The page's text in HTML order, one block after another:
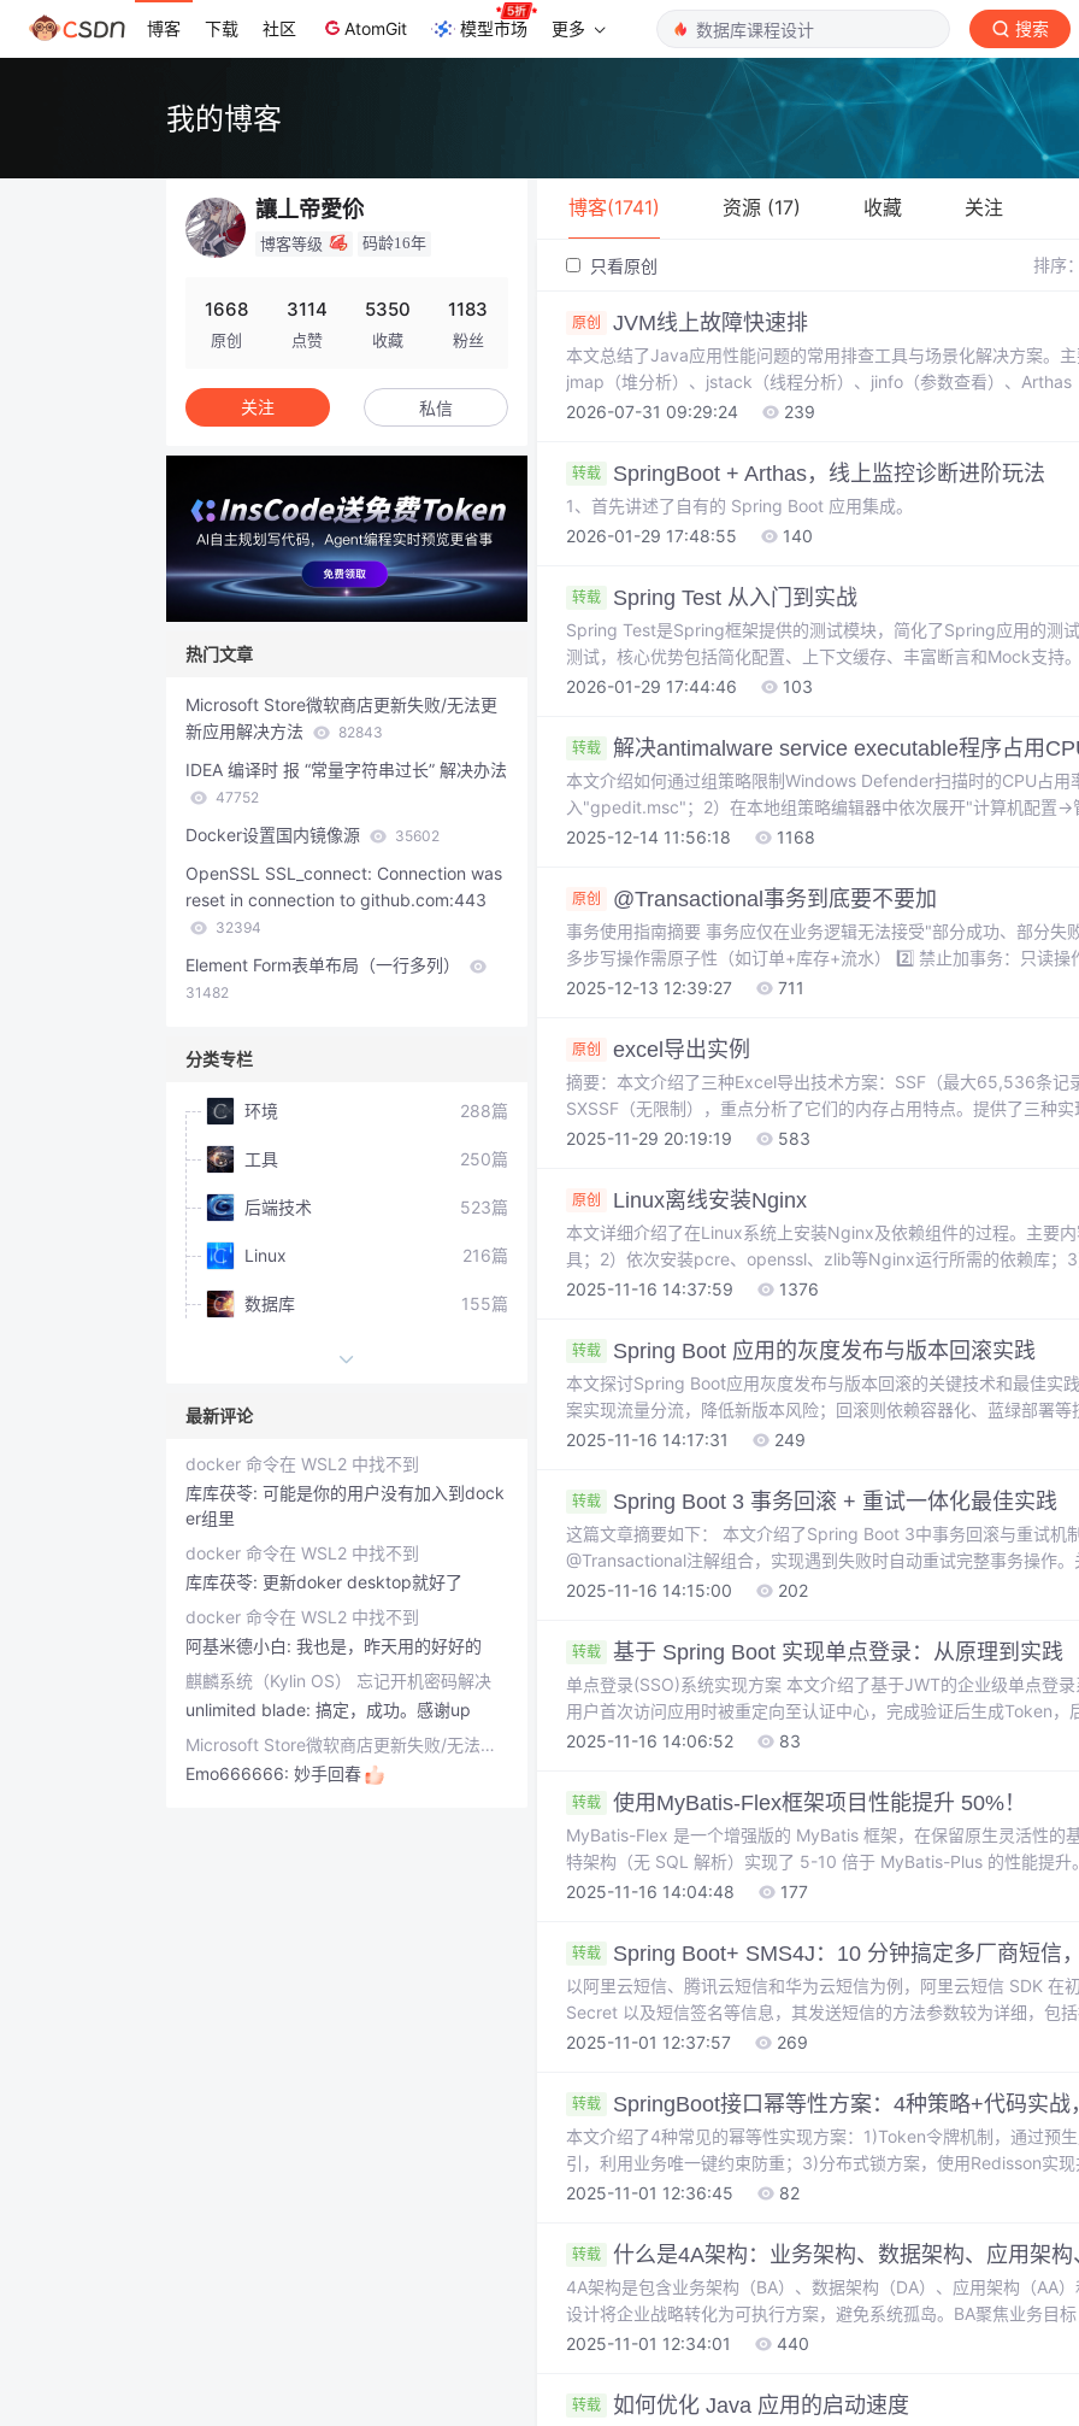
博客 下载 社区 AtomGit 模型市场 更多 搜索
我的博客
博客(1741) 资源 (17) 收藏 关注
只看原创 排序
原创 JVM线上故障快速排
本文总结了Java应用性能问题的常用排查工具与场景化解决方案。
jmap（堆分析）、jstack（线程分析）、jinfo（参数查看）、
排查流程 CPU飙高：通过top定位进程→top -Hp定位线程→jstack
（RUNNABLE/BLOCKED/WAITING） GC异
2026-07-31 09:29:24 239
转载 SpringBoot + Arthas，线上监控诊断进阶玩法
1、首先讲述了自有的 Spring Boot 应用集成。
2026-01-29 17:48:55
140
转载 Spring Test 从入门到实战
Spring Test是Spring框架提供的测试模块，简化了Spring应用的测
测试，核心优势包括简化配置、上下文缓存、丰富断言和Mock支
Mockito等依赖。常用注解如@SpringBootTest加载上下文，
2026-01-29 17:44:46 103
转载 解决antimalware service executable程序占用
本文介绍如何通过组策略限制Windows Defender扫描时的CPU占用
入"gpedit.msc"；2）在本地组策略编辑器中依次展开"计算机配
Defender防病毒→扫描"；3）双击"指定扫描期间占用CPU最大百分
2025-12-14 11:56:18 1168
原创 @Transactional事务到底要不要加
事务使用指南摘要 事务应仅在业务逻辑无法接受"部分成功、部分
多步写操作需原子性（如订单+库存+流水） 2️⃣ 禁止加事务：只读
佳实践：事务范围最小化，避免包裹外部调用；分布式场景采用消
通用方案。默认不加，需加时保持最小范围。
2025-12-13 12:39:27 711
原创 excel导出实例
摘要：本文介绍了三种Excel导出技术方案：SSF（最大65,536条
SXSSF（无限制），重点分析了它们的内存占用特点。提供了三种
SXSSF流式导出通过临时文件处理大数据，CSV格式则提供最高性
的解决方案。
2025-11-29 20:19:19 583
原创 Linux离线安装Nginx
本文详细介绍了在Linux系统上安装Nginx及依赖组件的过程。主要
具；2）依次安装pcre、openssl、zlib等Nginx运行所需的依赖库；
Nginx的启动、停止等基本操作命令；5）针对常见的502错误给出
技术人员参考。
2025-11-16 14:37:59 1376
转载 Spring Boot 应用的灰度发布与版本回滚实践
本文探讨Spring Boot应用灰度发布与版本回滚的关键技术和最佳
案实现流量分流，降低新版本风险；回滚则依赖容器化、蓝绿部署
理和监控工具配套使用的重要性，指出灰度发布和回滚机制是企业
2025-11-16 14:17:31 249
转载 Spring Boot 3 事务回滚 + 重试一体化最佳实践
这篇文章摘要如下： 本文介绍了Spring Boot 3中事务回滚与重试机
@Transactional注解组合，实现遇到失败时自动重试完整事务操作
试逻辑，Transactional在内层确保每次重试都是独立事务 幂等性保
事项：强调方法可见性、自调用限制及恢复方法签名要求
2025-11-16 14:15:00 202
转载 基于 Spring Boot 实现单点登录：从原理到实践
单点登录(SSO)系统实现方案 本文介绍了基于JWT的企业级单点登
用户首次访问应用时被重定向至认证中心，完成验证后生成Token
实现方案包含： 使用Spring Security构建认证中心 采用JJWT库实
Token有效期为1小时，采用BCrypt密码加密确保安
2025-11-16 14:06:52 83
转载 使用MyBatis-Flex框架项目性能提升 50%！
MyBatis-Flex 是一个增强版的 MyBatis 框架，在保留原生灵活性的
特架构（无 SQL 解析）实现了 5-10 倍于 MyBatis-Plus 的性能提
功能，提供强大的 QueryWrapper 简化复杂查询，并内置多数据源
2025-11-16 14:04:48 177
转载 Spring Boot+ SMS4J：10 分钟搞定多厂商短信
以阿里云短信、腾讯云短信和华为云短信为例，阿里云短信 SDK
Secret 以及短信签名等信息，其发送短信的方法参数较为详细，包
参数等；这就意味着开发者在切换短信厂商时，需要花费大量时间
行统一封装，为开发者提供一个简洁、通用的短信发送接口。
2025-11-01 12:37:57 269
转载 SpringBoot接口幂等性方案：4种策略+代码实战
本文介绍了4种常见的幂等性实现方案：1)Token令牌机制，通过预
引，利用业务唯一键约束防重；3)分布式锁方案，使用Redisson实
求体哈希值实现幂等。每种方案都提供了核心思路、实现代码和适
2025-11-01 12:36:45 82
转载 什么是4A架构：业务架构、数据架构、应用架
4A架构是包含业务架构（BA）、数据架构（DA）、应用架构（AA
设计将企业战略转化为可执行方案，避免系统孤岛。BA聚焦业务目
供技术支撑。4A架构通过纵向穿透和横向协同，实现从战略到技术
和持续迭代的治理原则。典型案例如华为"一体四面"架构助力数字化
2025-11-01 12:34:01 440
转载 如何优化 Java 应用的启动速度
讓丄帝愛伱
博客等级 码龄16年
1668
原创
3114
点赞
5350
收藏
1183
粉丝
关注 私信
热门文章
Microsoft Store微软商店更新失败/无法更
新应用解决方法
82843
IDEA 编译时 报 “常量字符串过长” 解决办法
47752
Docker设置国内镜像源 35602
OpenSSL SSL_connect: Connection was
reset in connection to github.com:443
32394
Element Form表单布局（一行多列）
31482
分类专栏
环境 288篇
工具 250篇
后端技术 523篇
Linux 216篇
数据库 155篇
最新评论
docker 命令在 WSL2 中找不到
库库茯苓: 可能是你的用户没有加入到dock
er组里
docker 命令在 WSL2 中找不到
库库茯苓: 更新doker desktop就好了
docker 命令在 WSL2 中找不到
阿基米德小白: 我也是，昨天用的好好的
​​麒麟系统（Kylin OS）​​ 忘记开机密码解决
unlimited blade: 搞定，成功。感谢up
Microsoft Store微软商店更新失败/无法更新应用解决方法
Emo666666: 妙手回春